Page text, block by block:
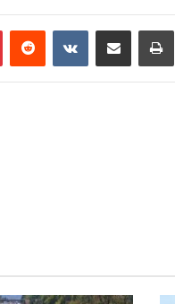
PinterestReddit VKontaktePartager par email